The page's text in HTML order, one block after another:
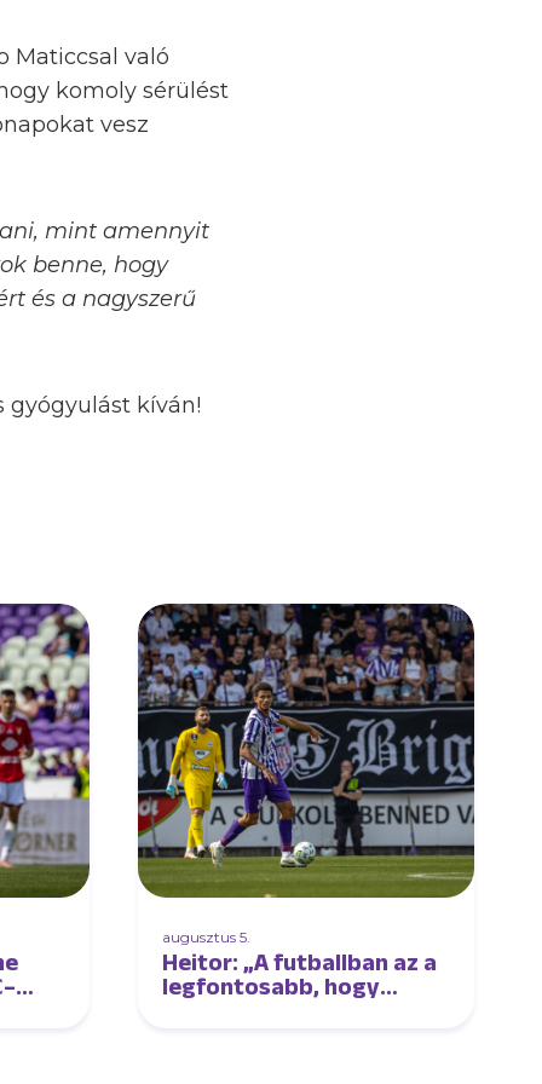
Maticcsal való
komoly sérülést
vesz
mint amennyit
benne, hogy
és a nagyszerű
gyógyulást kíván!
augusztus 5.
Heitor: „A futballban az a
legfontosabb, hogy